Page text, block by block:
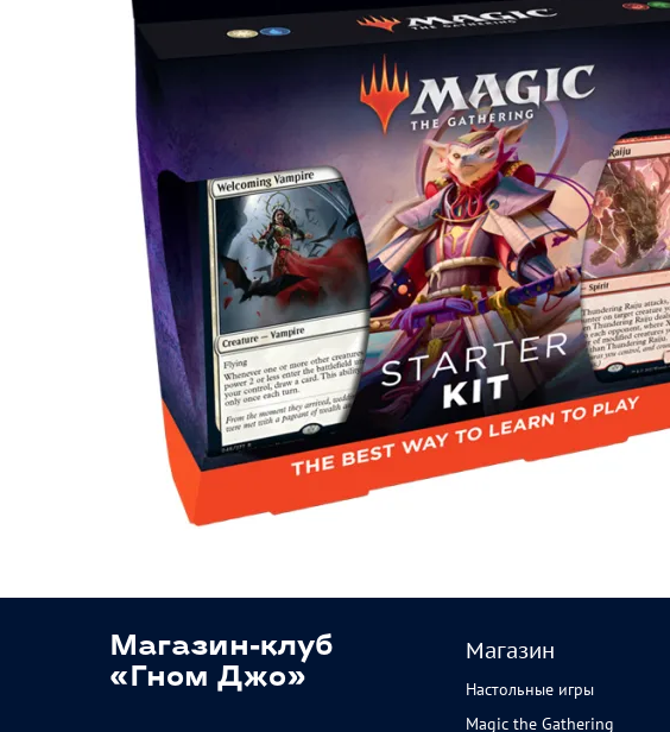
Магазин-клуб
«Гном Джо»
Магазин
Настольные игры
Magic the Gathering